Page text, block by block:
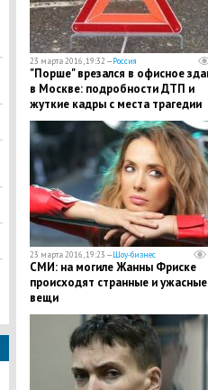
23 марта 2016, 19:32 —Россия
"Порше" врезался в офисное
в Москве: подробности ДТП и
жуткие кадры с места трагедии
23 марта 2016, 19:23 —Шоу-бизнес
СМИ: на могиле Жанны Фриске
происходят странные и ужасные
вещи